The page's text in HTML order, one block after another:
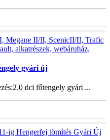
gyári új
dci főtengely gyári ...